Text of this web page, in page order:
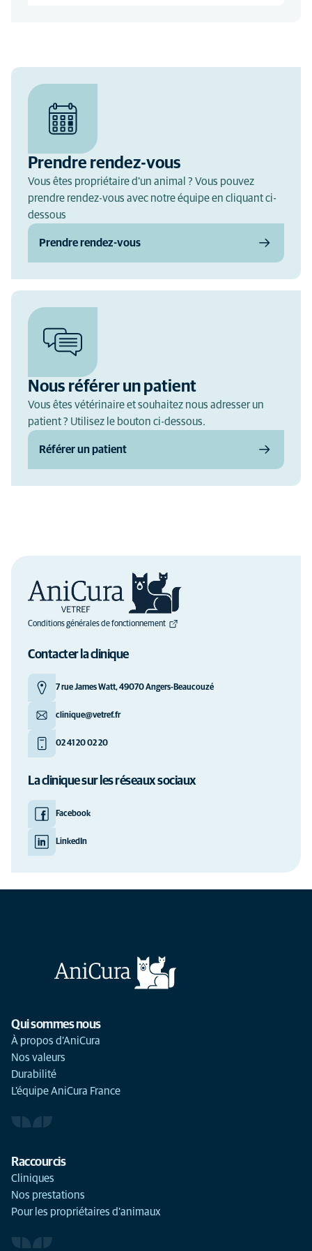
Prendre rendez-vous
Vous êtes propriétaire d'un animal ? Vous pouvez
prendre rendez-vous avec notre équipe en cliquant ci-
dessous
Prendre rendez-vous
Nous référer un patient
Vous êtes vétérinaire et souhaitez nous adresser un
patient ? Utilisez le bouton ci-dessous.
Référer un patient
Conditions générales de fonctionnement
Contacter la clinique
7 rue James Watt, 49070 Angers-Beaucouzé
clinique@vetref.fr
02 41 20 02 20
La clinique sur les réseaux sociaux
Facebook
LinkedIn
Qui sommes nous
À propos d'AniCura
Nos valeurs
Durabilité
L'équipe AniCura France
Raccourcis
Cliniques
Nos prestations
Pour les propriétaires d'animaux